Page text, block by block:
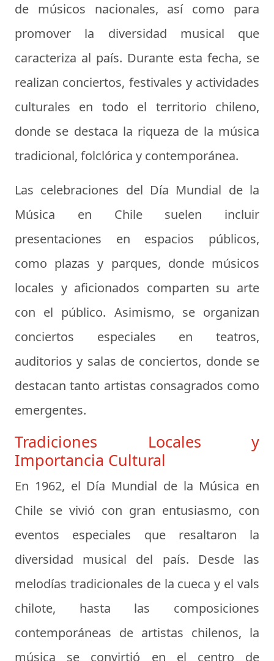
de músicos nacionales, así como para
promover la diversidad musical que
caracteriza al país. Durante esta fecha, se
realizan conciertos, festivales y actividades
culturales en todo el territorio chileno,
donde se destaca la riqueza de la música
tradicional, folclórica y contemporánea.
Las celebraciones del Día Mundial de la
Música en Chile suelen incluir
presentaciones en espacios públicos,
como plazas y parques, donde músicos
locales y aficionados comparten su arte
con el público. Asimismo, se organizan
conciertos especiales en teatros,
auditorios y salas de conciertos, donde se
destacan tanto artistas consagrados como
emergentes.
Tradiciones Locales y
Importancia Cultural
En 1962, el Día Mundial de la Música en
Chile se vivió con gran entusiasmo, con
eventos especiales que resaltaron la
diversidad musical del país. Desde las
melodías tradicionales de la cueca y el vals
chilote, hasta las composiciones
contemporáneas de artistas chilenos, la
música se convirtió en el centro de